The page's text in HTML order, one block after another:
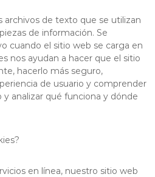
archivos de texto que se utilizan
de información. Se
cuando el sitio web se carga en
nos ayudan a hacer que el sitio
hacerlo más seguro,
de usuario y comprender
analizar qué funciona y dónde
en línea, nuestro sitio web